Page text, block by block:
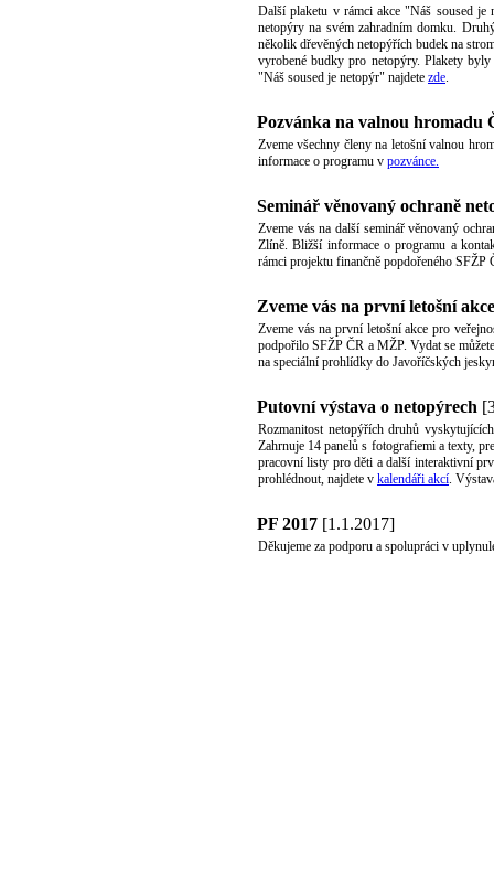
Další plaketu v rámci akce "Náš soused
netopýry na svém zahradním domku.
několik dřevěných netopýřích budek na
vyrobené budky pro netopýry. Plakety
"Náš soused je netopýr" najdete zde.
Pozvánka na valnou hromadu
Zveme všechny členy na letošní valnou
informace o programu v pozvánce.
Seminář věnovaný ochraně
Zveme vás na další seminář věnovaný
Zlíně. Bližší informace o programu a
rámci projektu finančně popdořeného SFŽP
Zveme vás na první letošní akce
Zveme vás na první letošní akce pro
podpořilo SFŽP ČR a MŽP. Vydat se
na speciální prohlídky do Javoříčských
Putovní výstava o netopýrech
Rozmanitost netopýřích druhů
Zahrnuje 14 panelů s fotografiemi a texty,
pracovní listy pro děti a další interaktivní
prohlédnout, najdete v kalendáři akcí.
PF 2017 [1.1.2017]
Děkujeme za podporu a spolupráci v